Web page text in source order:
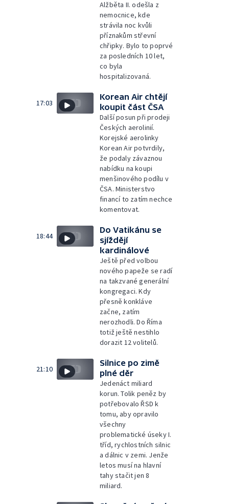
Alžběta II. odešla z
nemocnice, kde
strávila noc kvůli
příznakům střevní
chřipky. Bylo to poprvé
za posledních 10 let,
co byla
hospitalizovaná.
17:03
Korean Air chtějí
koupit část ČSA
Další posun při prodeji
Českých aerolinií.
Korejské aerolinky
Korean Air potvrdily,
že podaly závaznou
nabídku na koupi
menšinového podílu v
ČSA. Ministerstvo
financí to zatím nechce
komentovat.
18:44
Do Vatikánu se
sjíždějí
kardinálové
Ještě před volbou
nového papeže se radí
na takzvané generální
kongregaci. Kdy
přesně konkláve
začne, zatím
nerozhodli. Do Říma
totiž ještě nestihlo
dorazit 12 volitelů.
21:10
Silnice po zimě
plné děr
Jedenáct miliard
korun. Tolik peněz by
potřebovalo ŘSD k
tomu, aby opravilo
všechny
problematické úseky I.
tříd, rychlostních silnic
a dálnic v zemi. Jenže
letos musí na hlavní
tahy stačit jen 8
miliard.